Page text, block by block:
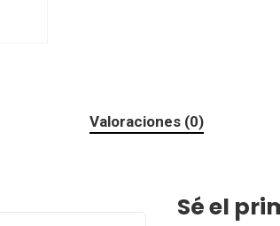
Valoraciones (0)
Sé el